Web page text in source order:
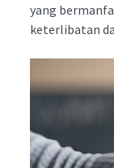
yang
keterlibatan